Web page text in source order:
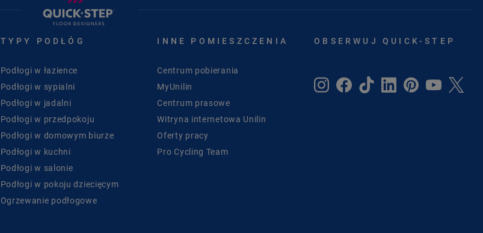
TYPY PODŁÓG
Podłogi w łazience
Podłogi w sypialni
Podłogi w jadalni
Podłogi w przedpokoju
Podłogi w domowym biurze
Podłogi w kuchni
Podłogi w salonie
Podłogi w pokoju dziecięcym
Ogrzewanie podłogowe
INNE POMIESZCZENIA
Centrum pobierania
MyUnilin
Centrum prasowe
Witryna internetowa Unilin
Oferty pracy
Pro Cycling Team
OBSERWUJ QUICK-STEP